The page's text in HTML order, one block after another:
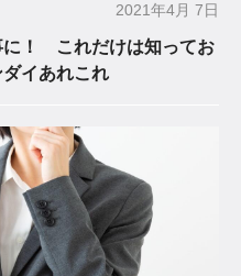
せ
2021年4月 7日
に！ これだけは知ってお
イあれこれ